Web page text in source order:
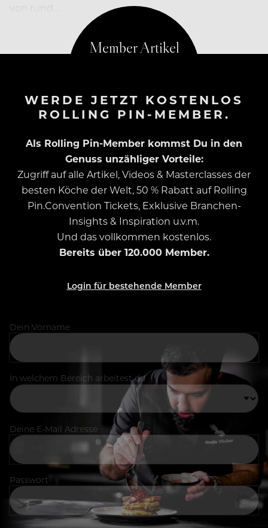
von rund…
WERDE JETZT KOSTENLOS
ROLLING PIN-MEMBER.
Als Rolling Pin-Member kommst Du in den
Genuss unzähliger Vorteile:
Zugriff auf alle Artikel, Videos & Masterclasses der
besten Köche der Welt, 50 % Rabatt auf Rolling
Pin.Convention Tickets, Exklusive Branchen-
Insights & Inspiration u.v.m.
Und das vollkommen kostenlos.
Bereits über 120.000 Member.
Login für bestehende Member
Dein Vorname
In welchem Bereich arbeitest du
Deine E-Mail Adresse
Passwort